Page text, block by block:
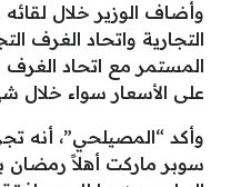
وأضاف الوزير خلال
التجارية واتحاد الغرف
المستمر مع اتحاد الغرف
على الأسعار سواء خلال
وأكد “المصيلحي”، أنه
سوبر ماركت أهلاً رمضان